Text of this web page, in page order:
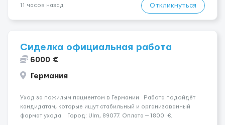
11 часов назад Откликнуться
Сиделка официальная работа
6000 €
Германия
Уход за пожилым пациентом в Германии Работа подойдёт
кандидатам, которые ищут стабильный и организованный
формат ухода. Город: Ulm, 89077. Оплата — 1800 €.